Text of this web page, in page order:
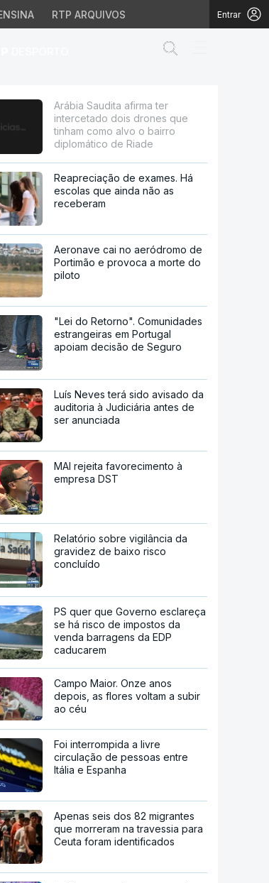
RTP ARQUIVOS Entrar
que tinham
Arábia Saudita afirma ter
intercetado dois drones que
tinham como alvo o bairro
diplomático de Riade
Reapreciação de exames. Há
escolas que ainda não as
receberam
Aeronave cai no aeródromo de
Portimão e provoca a morte do
piloto
"Lei do Retorno". Comunidades
estrangeiras em Portugal
apoiam decisão de Seguro
Luís Neves terá sido avisado da
auditoria à Judiciária antes de
ser anunciada
MAI rejeita favorecimento à
empresa DST
Relatório sobre vigilância da
gravidez de baixo risco
concluído
PS quer que Governo esclareça
se há risco de impostos da
venda barragens da EDP
caducarem
Campo Maior. Onze anos
depois, as flores voltam a subir
ao céu
Foi interrompida a livre
circulação de pessoas entre
Itália e Espanha
Apenas seis dos 82 migrantes
que morreram na travessia para
Ceuta foram identificados